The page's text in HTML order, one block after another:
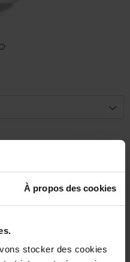
À propos des cookies
stocker des cookies
panier